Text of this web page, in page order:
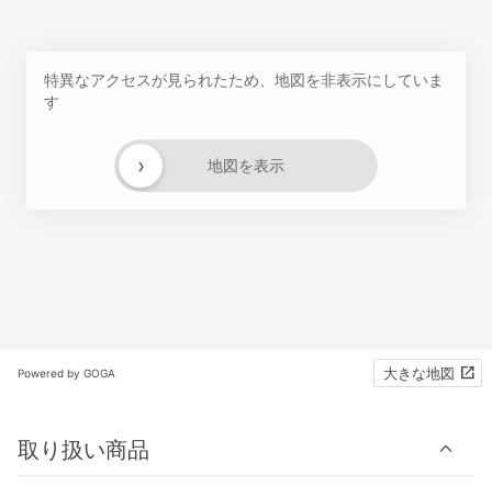
特異なアクセスが見られたため、地図を非表示にしていま
す
地図を表示
›
Powered by GOGA 大きな地図
取り扱い商品